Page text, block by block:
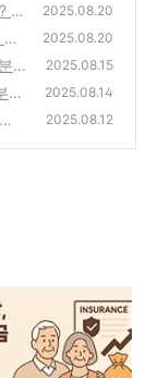
조
2025.08.20
2025.08.20
2025.08.15
터
2025.08.14
2025.08.12